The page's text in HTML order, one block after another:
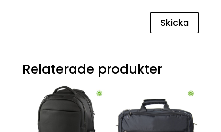
Skicka
Relaterade produkter